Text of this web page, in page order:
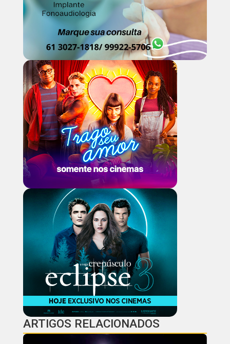
ARTIGOS RELACIONADOS